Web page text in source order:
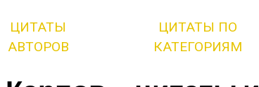
ЦИТАТЫ
АВТОРОВ
ЦИТАТЫ ПО
КАТЕГОРИЯМ